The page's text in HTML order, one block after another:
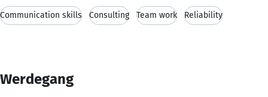
Communication skills Consulting Team work Reliability
Werdegang